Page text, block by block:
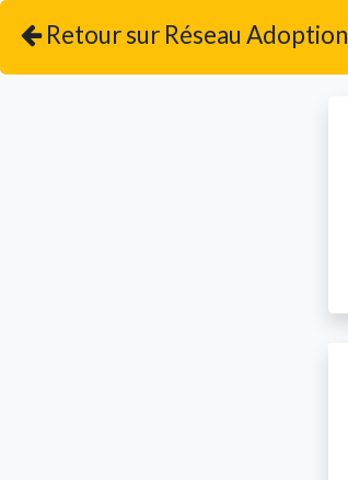
Retour sur Réseau Adoption